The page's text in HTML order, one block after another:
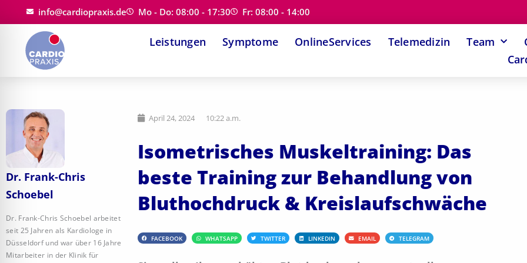
Inhalt
springen
info@cardiopraxis.de Mo - Do: 08:00 - 17:30 Fr: 08:00 - 14:00
Leistungen Symptome OnlineServices Telemedizin Team
Dr. Frank-Chris
Schoebel
Dr. Frank-Chris Schoebel arbeitet
seit 25 Jahren als Kardiologe in
Düsseldorf und war über 16 Jahre
Mitarbeiter in der Klinik für
April 24, 2024 10:22 a.m.
Isometrisches Muskeltraining: Das
beste Training zur Behandlung von
Bluthochdruck & Kreislaufschwäche
FACEBOOK WHATSAPP TWITTER LINKEDIN EMAIL TELEGRAM